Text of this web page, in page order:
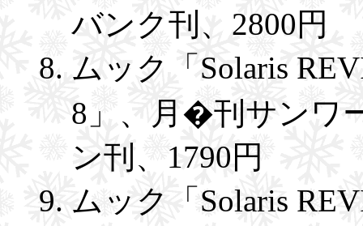
バンク刊、2800円
ムック「Solaris
8」、月�刊サンワ
ン刊、1790円
ムック「Solaris